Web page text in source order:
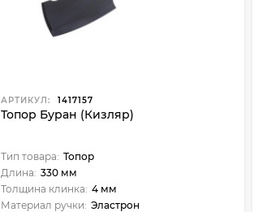
АРТИКУЛ: 1417157
Топор Буран (Кизляр)
Тип товара: Топор
Длина: 330 мм
Толщина клинка: 4 мм
Материал ручки: Эластрон